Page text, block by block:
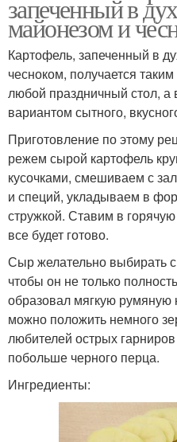
запеченный в
майонезом и
Картофель, запеченный в
чесноком, получается
любой праздничный стол, а
вариантом сытного,
Приготовление по этому
режем сырой картофель
кусочками, смешиваем с
и специй, укладываем в
стружкой. Ставим в
все будет готово.
Сыр желательно выбирать
чтобы он не только
образовал мягкую румяную
можно положить немного
любителей острых
побольше черного перца.
Ингредиенты: